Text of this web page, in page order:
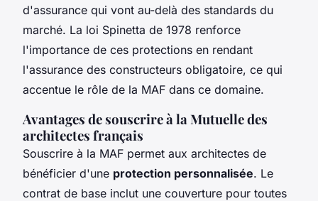
d'assurance qui vont au-delà des standards du
marché. La loi Spinetta de 1978 renforce
l'importance de ces protections en rendant
l'assurance des constructeurs obligatoire, ce qui
accentue le rôle de la MAF dans ce domaine.
Avantages de souscrire à la Mutuelle des
architectes français
Souscrire à la MAF permet aux architectes de
bénéficier d'une protection personnalisée. Le
contrat de base inclut une couverture pour toutes